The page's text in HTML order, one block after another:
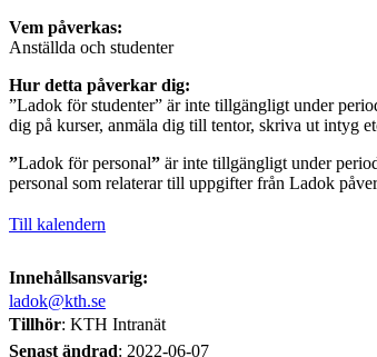
Vem påverkas:
Anställda och studenter
Hur detta påverkar dig:
”Ladok för studenter” är inte tillgängligt under
dig på kurser, anmäla dig till tentor, skriva ut intyg
”Ladok för personal” är inte tillgängligt under
personal som relaterar till uppgifter från Ladok
Till kalendern
Innehållsansvarig:
ladok@kth.se
Tillhör: KTH Intranät
Senast ändrad: 2022-06-07